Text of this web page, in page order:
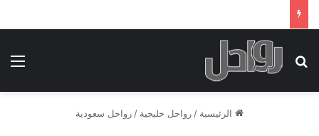
بحث عن
الرئيسية / رواحل خليجية / رواحل سعودية